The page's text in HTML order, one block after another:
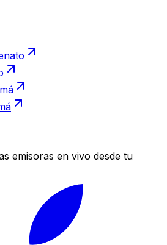
emisoras en vivo desde tu